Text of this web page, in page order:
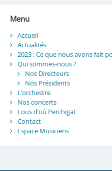
Menu
Accueil
Actualités
2023 : Ce que nous avons fait
Qui sommes-nous ?
Nos Directeurs
Nos Présidents
L’orchestre
Nos concerts
Lous d’où Perchigat
Contact
Espace Musiciens